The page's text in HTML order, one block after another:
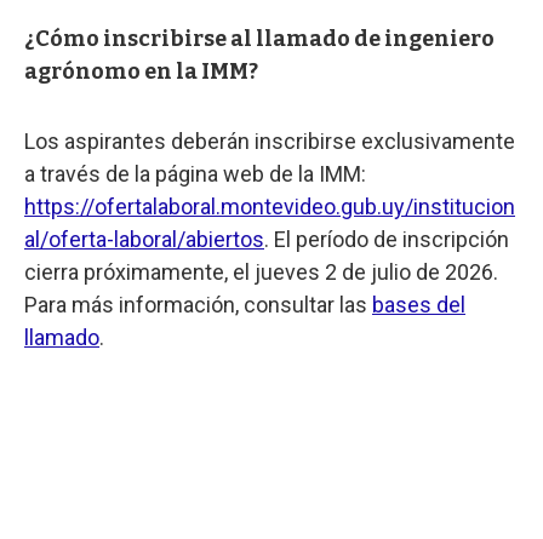
¿Cómo inscribirse al llamado de ingeniero
agrónomo en la IMM?
Los aspirantes deberán inscribirse exclusivamente
a través de la página web de la IMM:
https://ofertalaboral.montevideo.gub.uy/institucion
al/oferta-laboral/abiertos. El período de inscripción
cierra próximamente, el jueves 2 de julio de 2026.
Para más información, consultar las bases del
llamado.